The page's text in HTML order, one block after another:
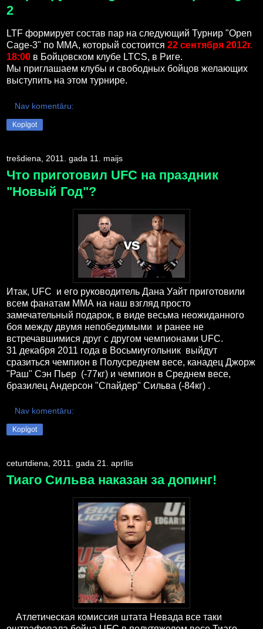
2
LTF формирует состав пар на следующий Турнир "Open
Cage-3" по ММА, который состоится 22 сентября 2012г.
18:00 в Бойцовском клубе LTCS, в Риге.
Мы приглашаем клубы и свободных бойцов желающих
выступить на этом турнире.
Nav komentāru:
Kopīgot
trešdiena, 2011. gada 11. maijs
Что приготовил UFC на праздник
"Новый Год"?
Итак, UFC и его руководитель Дана Уайт приготовили
всем фанатам ММА на наш взгляд просто
замечательный подарок, в виде весьма неожиданного
боя между двумя непобедимыми и ранее не
встречавшимися друг с другом чемпионами UFC.
31 декабря 2011 года в Восьмиугольник выйдут
сразиться чемпион в Полусреднем весе, канадец Джорж
"Раш" Сэн Пьер (-77кг) и чемпион в Среднем весе,
бразилец Андерсон "Спайдер" Сильва (-84кг) .
Nav komentāru:
Kopīgot
ceturtdiena, 2011. gada 21. aprīlis
Тиаго Сильва наказан за допинг!
Атлетическая комиссия штата Невада все таки